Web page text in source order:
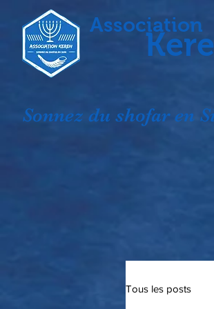
Association
Sonnez du shofar en
Tous les posts